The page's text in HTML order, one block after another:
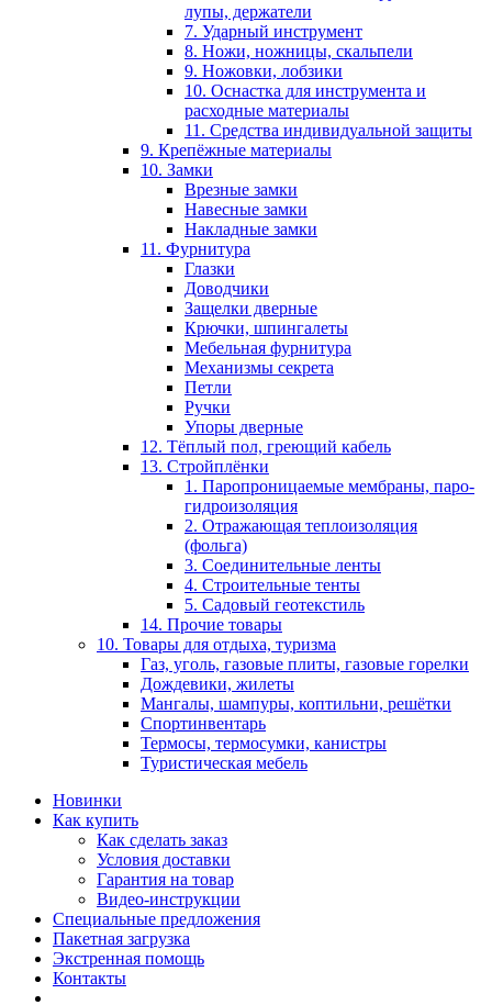
лупы, держатели
7. Ударный инструмент
8. Ножи, ножницы, скальпели
9. Ножовки, лобзики
10. Оснастка для инструмента и
расходные материалы
11. Средства индивидуальной защиты
9. Крепёжные материалы
10. Замки
Врезные замки
Навесные замки
Накладные замки
11. Фурнитура
Глазки
Доводчики
Защелки дверные
Крючки, шпингалеты
Мебельная фурнитура
Механизмы секрета
Петли
Ручки
Упоры дверные
12. Тёплый пол, греющий кабель
13. Стройплёнки
1. Паропроницаемые мембраны, паро-
гидроизоляция
2. Отражающая теплоизоляция
(фольга)
3. Соединительные ленты
4. Строительные тенты
5. Садовый геотекстиль
14. Прочие товары
10. Товары для отдыха, туризма
Газ, уголь, газовые плиты, газовые горелки
Дождевики, жилеты
Мангалы, шампуры, коптильни, решётки
Спортинвентарь
Термосы, термосумки, канистры
Туристическая мебель
Новинки
Как купить
Как сделать заказ
Условия доставки
Гарантия на товар
Видео-инструкции
Специальные предложения
Пакетная загрузка
Экстренная помощь
Контакты